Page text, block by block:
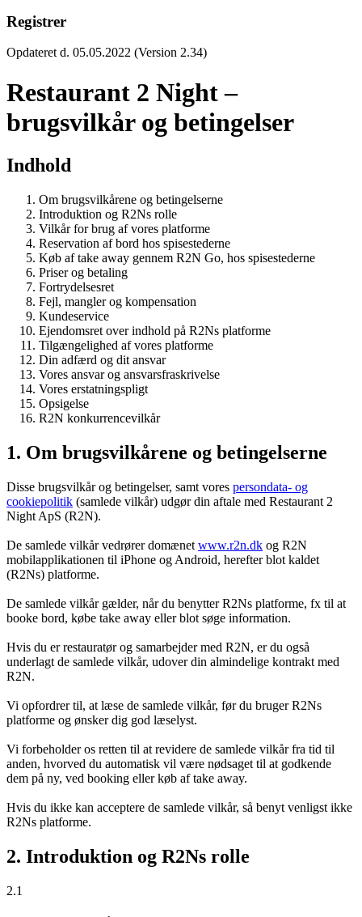
Registrer
Opdateret d. 05.05.2022 (Version 2.34)
Restaurant 2 Night –
brugsvilkår og betingelser
Indhold
Om brugsvilkårene og betingelserne
Introduktion og R2Ns rolle
Vilkår for brug af vores platforme
Reservation af bord hos spisestederne
Køb af take away gennem R2N Go, hos spisestederne
Priser og betaling
Fortrydelsesret
Fejl, mangler og kompensation
Kundeservice
Ejendomsret over indhold på R2Ns platforme
Tilgængelighed af vores platforme
Din adfærd og dit ansvar
Vores ansvar og ansvarsfraskrivelse
Vores erstatningspligt
Opsigelse
R2N konkurrencevilkår
1. Om brugsvilkårene og betingelserne
Disse brugsvilkår og betingelser, samt vores persondata- og
cookiepolitik (samlede vilkår) udgør din aftale med Restaurant 2
Night ApS (R2N).
De samlede vilkår vedrører domænet www.r2n.dk og R2N
mobilapplikationen til iPhone og Android, herefter blot kaldet
(R2Ns) platforme.
De samlede vilkår gælder, når du benytter R2Ns platforme, fx til at
booke bord, købe take away eller blot søge information.
Hvis du er restauratør og samarbejder med R2N, er du også
underlagt de samlede vilkår, udover din almindelige kontrakt med
R2N.
Vi opfordrer til, at læse de samlede vilkår, før du bruger R2Ns
platforme og ønsker dig god læselyst.
Vi forbeholder os retten til at revidere de samlede vilkår fra tid til
anden, hvorved du automatisk vil være nødsaget til at godkende
dem på ny, ved booking eller køb af take away.
Hvis du ikke kan acceptere de samlede vilkår, så benyt venligst ikke
R2Ns platforme.
2. Introduktion og R2Ns rolle
2.1